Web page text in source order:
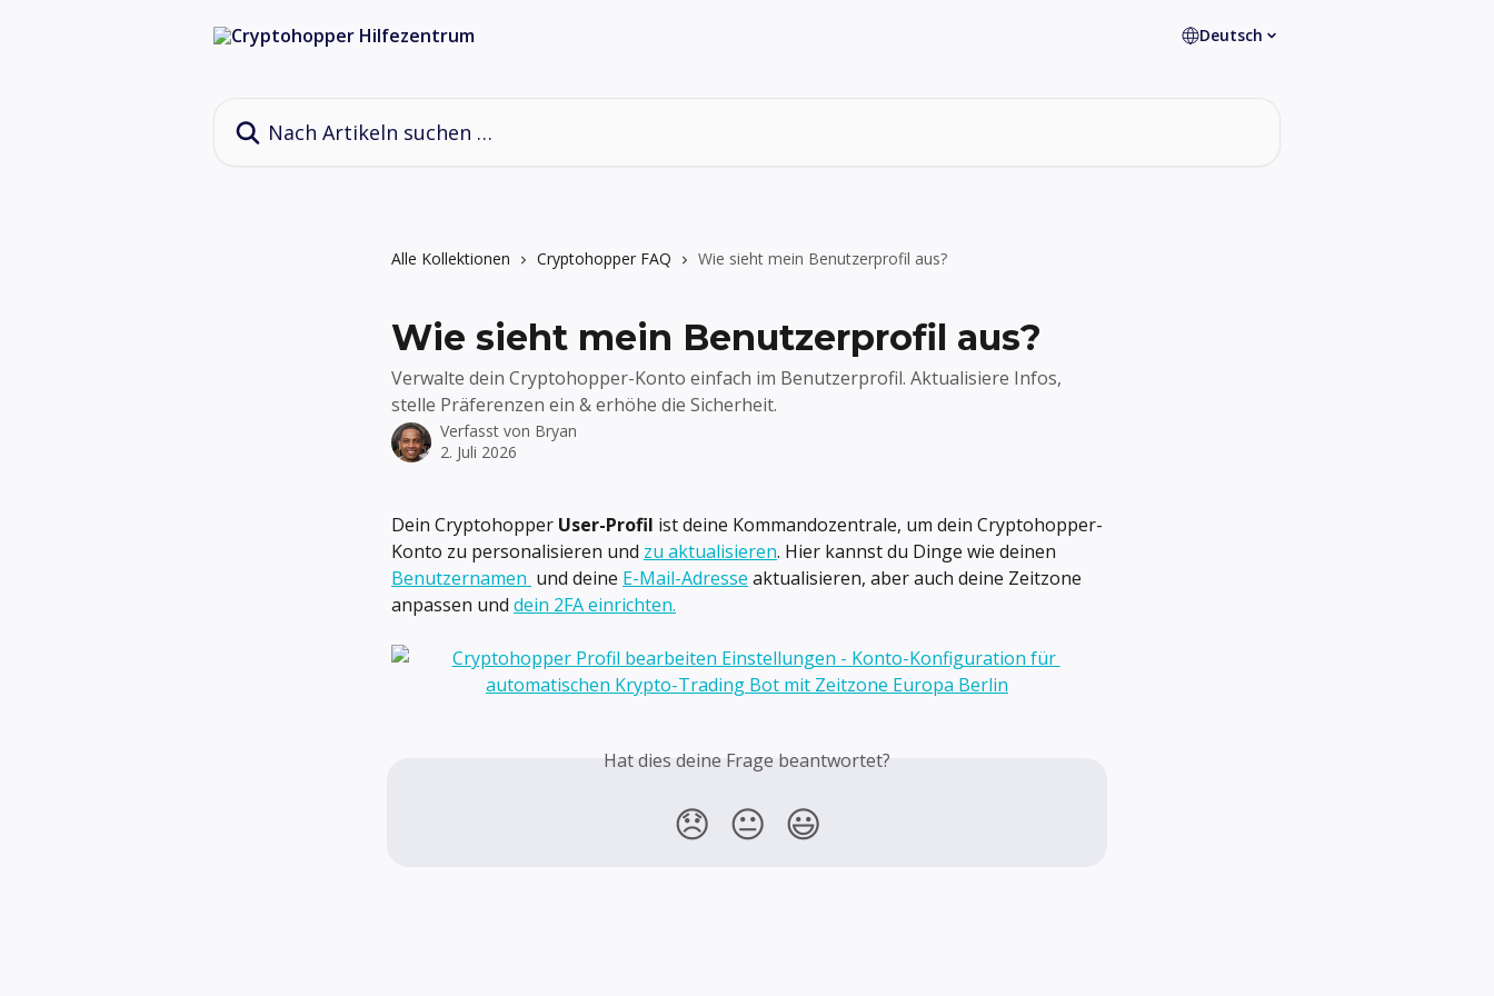
Deutsch
Alle Kollektionen Cryptohopper FAQ Wie sieht mein Benutzerprofil aus?
Wie sieht mein Benutzerprofil aus?
Verwalte dein Cryptohopper-Konto einfach im Benutzerprofil. Aktualisiere Infos,
stelle Präferenzen ein & erhöhe die Sicherheit.
Verfasst von Bryan
2. Juli 2026
Dein Cryptohopper User-Profil ist deine Kommandozentrale, um dein Cryptohopper-
Konto zu personalisieren und zu aktualisieren. Hier kannst du Dinge wie deinen
Benutzernamen und deine E-Mail-Adresse aktualisieren, aber auch deine Zeitzone
anpassen und dein 2FA einrichten.
Hat dies deine Frage beantwortet?
😞 😐 😃